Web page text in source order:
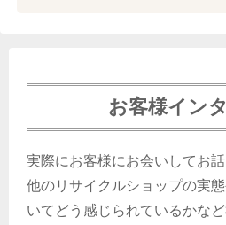
お客様イン
実際にお客様にお会いしてお
他のリサイクルショップの実
いてどう感じられているかな